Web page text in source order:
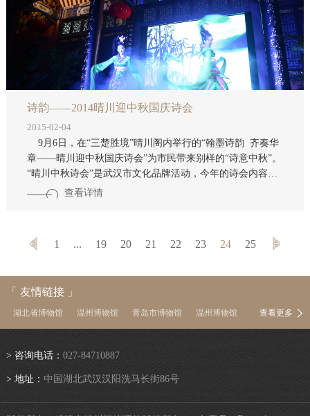
准化?标准化是通过社会实践后进行经验精辟总结和高度概
括，形成具有规范性与统一性的标准;同时亦是各方组织生
产、经营活动而共同遵守的基本准则。它来自于人类的社会
实践活动，又指导和服务于社会实践。其操作技术内容的先
进性、科学性
诗韵——2014晴川迎中秋国庆诗会
2015-02-04
章——晴川迎中秋国庆诗会”为市民带来别样的“诗意中秋”。
“晴川中秋诗会”是武汉市文化品牌活动，今年的诗会内容丰
富，形式多样，包括：“诗韵——武汉文博系统讲解员诗朗诵
晴川迎中秋国庆书画展”同时开展，展出了鲁慕迅、陈立言、
刘一原等武汉地区著名书画家的60余幅精品书画作品，其中
查看详情
1 ... 19 20 21 22 23 24 25
「 友情链接 」
湖北省博物馆 温州博物馆 青岛市博物馆 温州博物馆
河南博物院 湖南省博物馆
中国国家博物馆 故宫博物院 中国文物信息网
查看更多
> 咨询电话： 027-84710887
> 地址： 中国湖北武汉汉阳洗马长街86号